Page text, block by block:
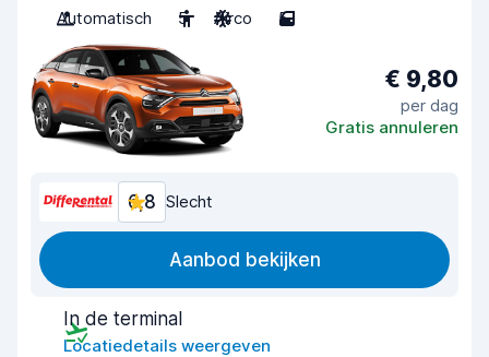
Automatisch
5 Airco 5
€ 9,80
per dag
Gratis annuleren
6,8 Slecht
Aanbod bekijken
In de terminal
Locatiedetails weergeven